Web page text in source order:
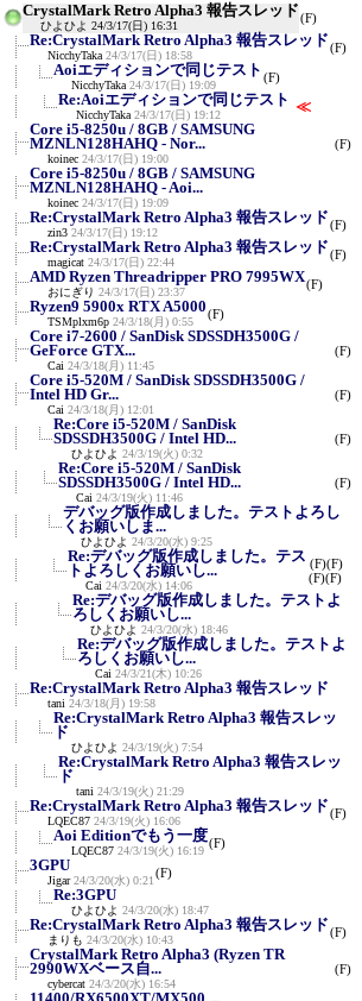
CrystalMark Retro Alpha3 報告スレッド
ひよひよ 24/3/17(日) 16:31
(F)
Re:CrystalMark Retro Alpha3 報告スレッド
NicchyTaka 24/3/17(日) 18:58
(F)
Aoiエディションで同じテスト
NicchyTaka 24/3/17(日) 19:09
(F)
Re:Aoiエディションで同じテスト
NicchyTaka 24/3/17(日) 19:12
≪
Core i5-8250u / 8GB / SAMSUNG
MZNLN128HAHQ - Nor...
koinec 24/3/17(日) 19:00
(F)
Core i5-8250u / 8GB / SAMSUNG
MZNLN128HAHQ - Aoi...
koinec 24/3/17(日) 19:09
Re:CrystalMark Retro Alpha3 報告スレッド
zin3 24/3/17(日) 19:12
(F)
Re:CrystalMark Retro Alpha3 報告スレッド
magicat 24/3/17(日) 22:44
(F)
AMD Ryzen Threadripper PRO 7995WX
おにぎり 24/3/17(日) 23:37
(F)
Ryzen9 5900x RTX A5000
TSMplxm6p 24/3/18(月) 0:55
(F)
Core i7-2600 / SanDisk SDSSDH3500G /
GeForce GTX...
Cai 24/3/18(月) 11:45
(F)
Core i5-520M / SanDisk SDSSDH3500G /
Intel HD Gr...
Cai 24/3/18(月) 12:01
(F)
Re:Core i5-520M / SanDisk
SDSSDH3500G / Intel HD...
ひよひよ 24/3/19(火) 0:32
(F)
Re:Core i5-520M / SanDisk
SDSSDH3500G / Intel HD...
Cai 24/3/19(火) 11:46
(F)
デバッグ版作成しました。テストよろし
くお願いしま...
ひよひよ 24/3/20(水) 9:25
Re:デバッグ版作成しました。テス
トよろしくお願いし...
Cai 24/3/20(水) 14:06
(F)(F)
(F)(F)
Re:デバッグ版作成しました。テストよ
ろしくお願いし...
ひよひよ 24/3/20(水) 18:46
Re:デバッグ版作成しました。テストよ
ろしくお願いし...
Cai 24/3/21(木) 10:26
Re:CrystalMark Retro Alpha3 報告スレッド
tani 24/3/18(月) 19:58
Re:CrystalMark Retro Alpha3 報告スレッ
ド
ひよひよ 24/3/19(火) 7:54
Re:CrystalMark Retro Alpha3 報告スレッ
ド
tani 24/3/19(火) 21:29
Re:CrystalMark Retro Alpha3 報告スレッド
LQEC87 24/3/19(火) 16:06
(F)
Aoi Editionでもう一度
LQEC87 24/3/19(火) 16:19
(F)
3GPU
Jigar 24/3/20(水) 0:21
(F)
Re:3GPU
ひよひよ 24/3/20(水) 18:47
Re:CrystalMark Retro Alpha3 報告スレッド
まりも 24/3/20(水) 10:43
(F)
CrystalMark Retro Alpha3 (Ryzen TR
2990WXベース自...
cybercat 24/3/20(水) 16:54
(F)